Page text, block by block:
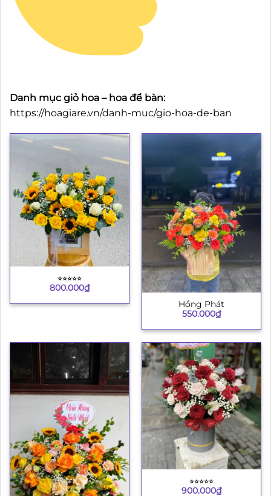
Danh mục giỏ hoa – hoa để bàn:
https://hoagiare.vn/danh-muc/gio-hoa-de-ban
⭐︎⭐︎⭐︎⭐︎⭐︎
800.000₫
Hồng Phát
550.000₫
⭐︎⭐︎⭐︎⭐︎⭐︎
900.000₫